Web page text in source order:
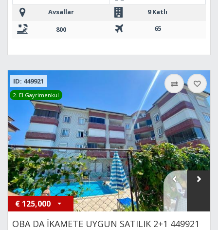
Avsallar
9 Katlı
800
65
ID: 449921
2. El Gayrimenkul
€ 125,000
OBA DA İKAMETE UYGUN SATILIK 2+1 449921